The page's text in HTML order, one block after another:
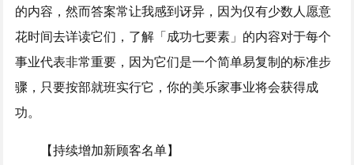
的内容，然而答案常让我感到讶异，因为仅有少数人愿意
花时间去详读它们，了解「成功七要素」的内容对于每个
事业代表非常重要，因为它们是一个简单易复制的标准步
骤，只要按部就班实行它，你的美乐家事业将会获得成
功。
【持续增加新顾客名单】